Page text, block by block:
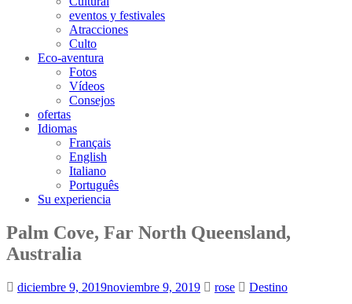
eventos y festivales
Atracciones
Culto
Eco-aventura
Fotos
Vídeos
Consejos
ofertas
Idiomas
Français
English
Italiano
Português
Su experiencia
Palm Cove, Far North Queensland,
Australia
diciembre 9, 2019noviembre 9, 2019 rose Destino